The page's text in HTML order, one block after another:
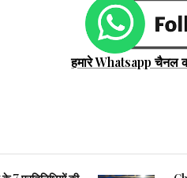
हमारे Whatsapp